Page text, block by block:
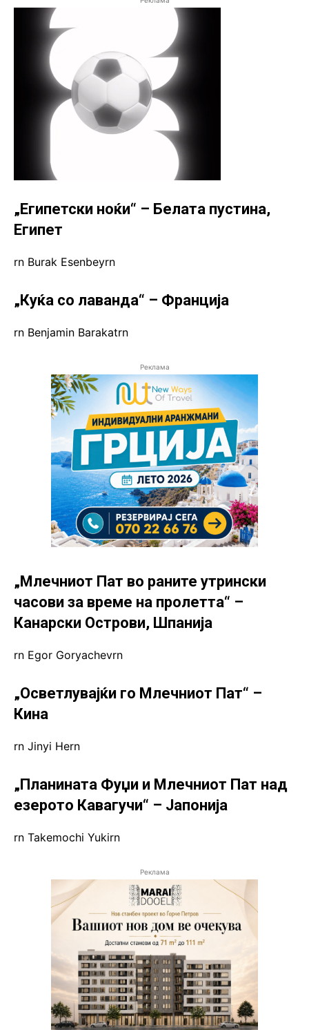
„Египетски ноќи“ – Белата пустина,
Египет
rn Burak Esenbeyrn
„Куќа со лаванда“ – Франција
rn Benjamin Barakatrn
Реклама
„Млечниот Пат во раните утрински
часови за време на пролетта“ –
Канарски Острови, Шпанија
rn Egor Goryachevrn
„Осветлувајќи го Млечниот Пат“ –
Кина
rn Jinyi Hern
„Планината Фуџи и Млечниот Пат над
езерото Кавагучи“ – Јапонија
rn Takemochi Yukirn
Реклама